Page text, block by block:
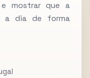
e mostrar que a
a dia de forma